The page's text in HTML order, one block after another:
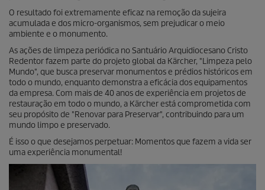
O resultado foi extremamente eficaz na remoção da sujeira
acumulada e dos micro-organismos, sem prejudicar o meio
ambiente e o monumento.
As ações de limpeza periódica no Santuário Arquidiocesano Cristo
Redentor fazem parte do projeto global da Kärcher, "Limpeza pelo
Mundo", que busca preservar monumentos e prédios históricos em
todo o mundo, enquanto demonstra a eficácia dos equipamentos
da empresa. Com mais de 40 anos de experiência em projetos de
restauração em todo o mundo, a Kärcher está comprometida com
seu propósito de "Renovar para Preservar", contribuindo para um
mundo limpo e preservado.
É isso o que desejamos perpetuar: Momentos que fazem a vida ser
uma experiência monumental!